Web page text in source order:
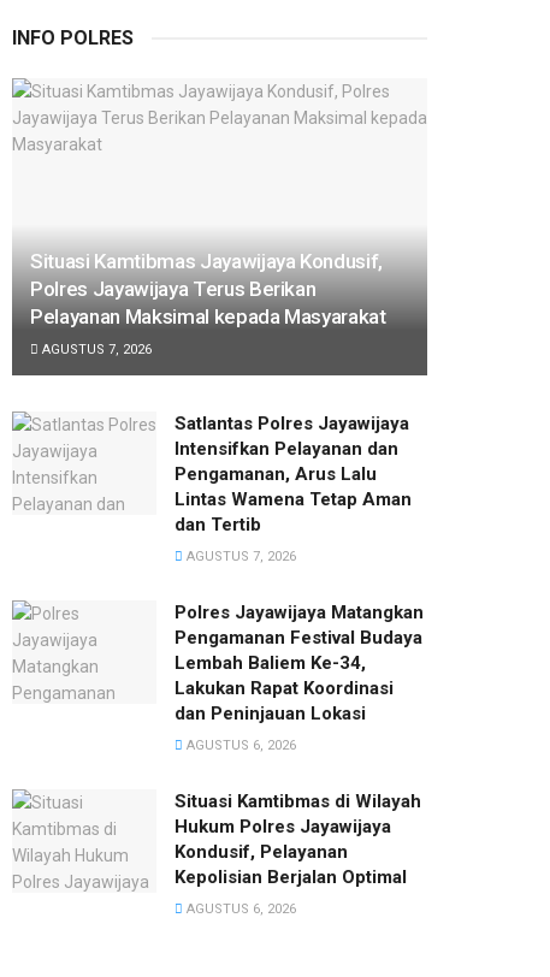
INFO POLRES
Situasi Kamtibmas Jayawijaya Kondusif,
Polres Jayawijaya Terus Berikan
Pelayanan Maksimal kepada Masyarakat
AGUSTUS 7, 2026
Satlantas Polres Jayawijaya
Intensifkan Pelayanan dan
Pengamanan, Arus Lalu
Lintas Wamena Tetap Aman
dan Tertib
AGUSTUS 7, 2026
Polres Jayawijaya Matangkan
Pengamanan Festival Budaya
Lembah Baliem Ke-34,
Lakukan Rapat Koordinasi
dan Peninjauan Lokasi
AGUSTUS 6, 2026
Situasi Kamtibmas di Wilayah
Hukum Polres Jayawijaya
Kondusif, Pelayanan
Kepolisian Berjalan Optimal
AGUSTUS 6, 2026